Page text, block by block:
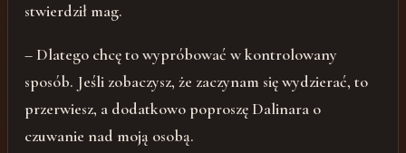
stwierdził mag.
– Dlatego chcę to wypróbować w kontrolowany
sposób. Jeśli zobaczysz, że zaczynam się wydzierać, to
przerwiesz, a dodatkowo poproszę Dalinara o
czuwanie nad moją osobą.